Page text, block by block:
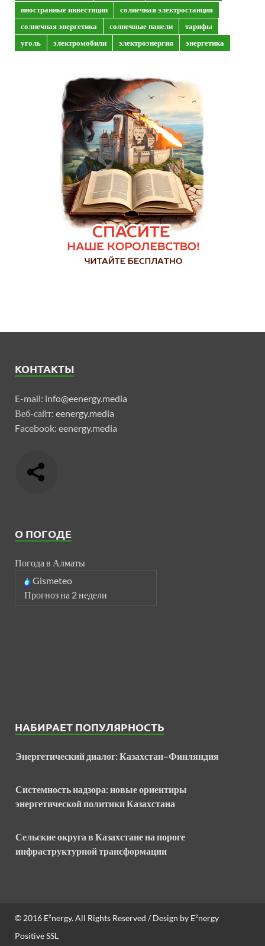
иностранные инвестиции
солнечная электростанция
солнечная энергетика
солнечные панели
тарифы
уголь
электромобили электроэнергия энергетика
КОНТАКТЫ
E-mail: info@eenergy.media
Веб-сайт: eenergy.media
Facebook: eenergy.media
О ПОГОДЕ
Погода в Алматы
Gismeteo
Прогноз на 2 недели
НАБИРАЕТ ПОПУЛЯРНОСТЬ
Энергетический диалог: Казахстан–Финляндия
Системность надзора: новые ориентиры
энергетической политики Казахстана
Сельские округа в Казахстане на пороге
инфраструктурной трансформации
© 2016 E²nergy. All Rights Reserved / Design by E²nergy
Positive SSL